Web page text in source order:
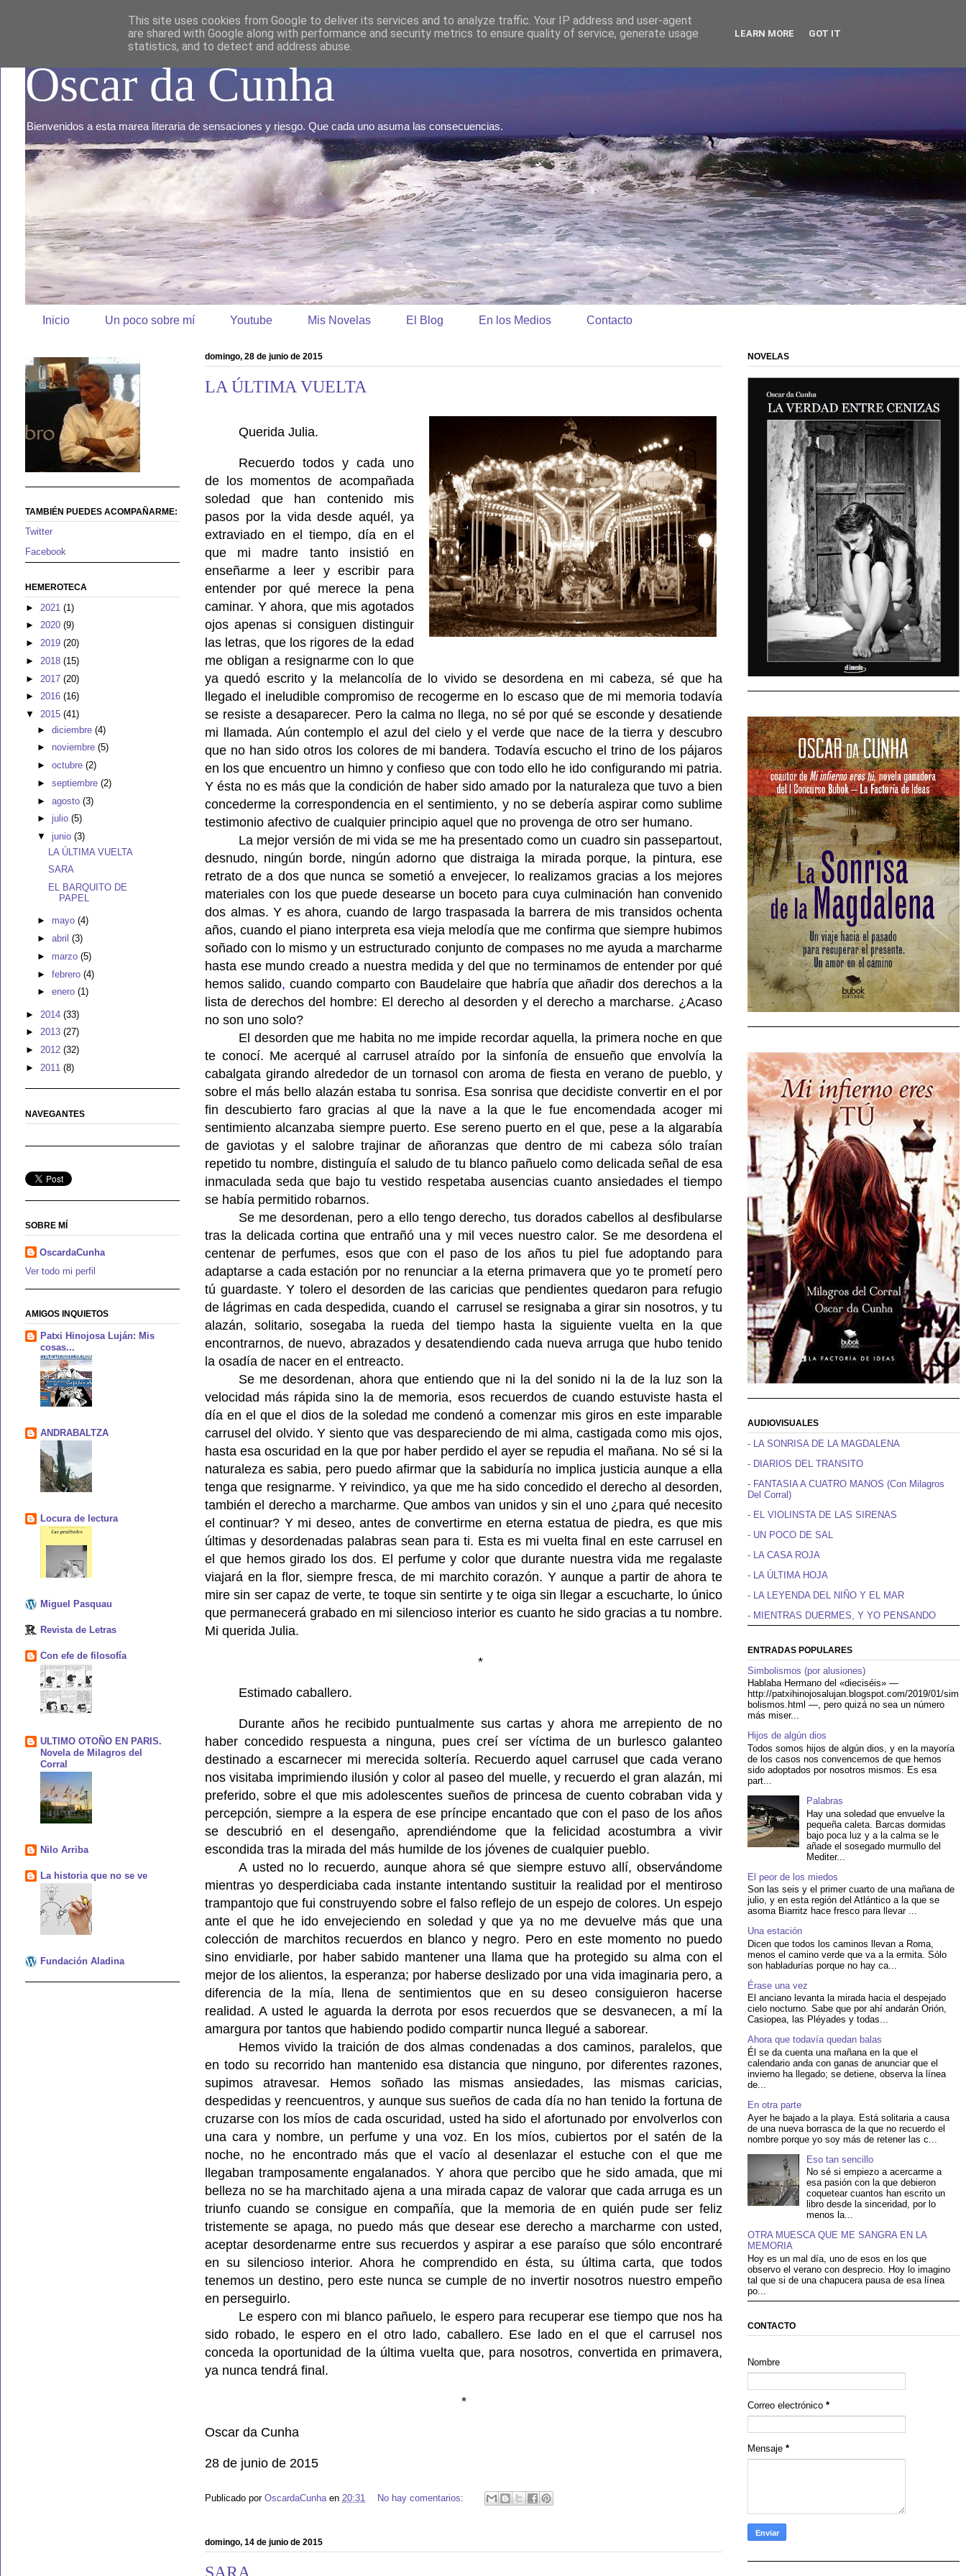
Oscar da Cunha
Bienvenidos a esta marea literaria de sensaciones y riesgo. Que cada uno asuma las consecuencias.
Inicio Un poco sobre mí Youtube Mis Novelas El Blog En los Medios Contacto
domingo, 28 de junio de 2015
LA ÚLTIMA VUELTA
Querida Julia.
Recuerdo todos y cada uno
de los momentos de acompañada
soledad que han contenido mis
pasos por la vida desde aquél, ya
extraviado en el tiempo, día en el
que mi madre tanto insistió en
enseñarme a leer y escribir para
entender por qué merece la pena
caminar. Y ahora, que mis agotados
ojos apenas si consiguen distinguir
las letras, que los rigores de la edad
me obligan a resignarme con lo que
ya quedó escrito y la melancolía de lo vivido se desordena en mi cabeza, sé que ha
llegado el ineludible compromiso de recogerme en lo escaso que de mi memoria todavía
se resiste a desaparecer. Pero la calma no llega, no sé por qué se esconde y desatiende
mi llamada. Aún contemplo el azul del cielo y el verde que nace de la tierra y descubro
que no han sido otros los colores de mi bandera. Todavía escucho el trino de los pájaros
en los que encuentro un himno y confieso que con todo ello he ido configurando mi patria.
Y ésta no es más que la condición de haber sido amado por la naturaleza que tuvo a bien
concederme la correspondencia en el sentimiento, y no se debería aspirar como sublime
testimonio afectivo de cualquier principio aquel que no provenga de otro ser humano.
La mejor versión de mi vida se me ha presentado como un cuadro sin passepartout,
desnudo, ningún borde, ningún adorno que distraiga la mirada porque, la pintura, ese
retrato de a dos que nunca se sometió a envejecer, lo realizamos gracias a los mejores
materiales con los que puede desearse un boceto para cuya culminación han convenido
dos almas. Y es ahora, cuando de largo traspasada la barrera de mis transidos ochenta
años, cuando el piano interpreta esa vieja melodía que me confirma que siempre hubimos
soñado con lo mismo y un estructurado conjunto de compases no me ayuda a marcharme
hasta ese mundo creado a nuestra medida y del que no terminamos de entender por qué
hemos salido, cuando comparto con Baudelaire que habría que añadir dos derechos a la
lista de derechos del hombre: El derecho al desorden y el derecho a marcharse. ¿Acaso
no son uno solo?
El desorden que me habita no me impide recordar aquella, la primera noche en que
te conocí. Me acerqué al carrusel atraído por la sinfonía de ensueño que envolvía la
cabalgata girando alrededor de un tornasol con aroma de fiesta en verano de pueblo, y
sobre el más bello alazán estaba tu sonrisa. Esa sonrisa que decidiste convertir en el por
fin descubierto faro gracias al que la nave a la que le fue encomendada acoger mi
sentimiento alcanzaba siempre puerto. Ese sereno puerto en el que, pese a la algarabía
de gaviotas y el salobre trajinar de añoranzas que dentro de mi cabeza sólo traían
repetido tu nombre, distinguía el saludo de tu blanco pañuelo como delicada señal de esa
inmaculada seda que bajo tu vestido respetaba ausencias cuanto ansiedades el tiempo
se había permitido robarnos.
Se me desordenan, pero a ello tengo derecho, tus dorados cabellos al desfibularse
tras la delicada cortina que entrañó una y mil veces nuestro calor. Se me desordena el
centenar de perfumes, esos que con el paso de los años tu piel fue adoptando para
adaptarse a cada estación por no renunciar a la eterna primavera que yo te prometí pero
tú guardaste. Y tolero el desorden de las caricias que pendientes quedaron para refugio
de lágrimas en cada despedida, cuando el carrusel se resignaba a girar sin nosotros, y tu
alazán, solitario, sosegaba la rueda del tiempo hasta la siguiente vuelta en la que
encontrarnos, de nuevo, abrazados y desatendiendo cada nueva arruga que hubo tenido
la osadía de nacer en el entreacto.
Se me desordenan, ahora que entiendo que ni la del sonido ni la de la luz son la
velocidad más rápida sino la de memoria, esos recuerdos de cuando estuviste hasta el
día en el que el dios de la soledad me condenó a comenzar mis giros en este imparable
carrusel del olvido. Y siento que vas despareciendo de mi alma, castigada como mis ojos,
hasta esa oscuridad en la que por haber perdido el ayer se repudia el mañana. No sé si la
naturaleza es sabia, pero puedo afirmar que la sabiduría no implica justicia aunque a ella
tenga que resignarme. Y reivindico, ya que me ha sido concedido el derecho al desorden,
también el derecho a marcharme. Que ambos van unidos y sin el uno ¿para qué necesito
el continuar? Y mi deseo, antes de convertirme en eterna estatua de piedra, es que mis
últimas y desordenadas palabras sean para ti. Esta es mi vuelta final en este carrusel en
el que hemos girado los dos. El perfume y color que durante nuestra vida me regalaste
viajará en la flor, siempre fresca, de mi marchito corazón. Y aunque a partir de ahora te
mire sin ser capaz de verte, te toque sin sentirte y te oiga sin llegar a escucharte, lo único
que permanecerá grabado en mi silencioso interior es cuanto he sido gracias a tu nombre.
Mi querida Julia.
*
Estimado caballero.
Durante años he recibido puntualmente sus cartas y ahora me arrepiento de no
haber concedido respuesta a ninguna, pues creí ser víctima de un burlesco galanteo
destinado a escarnecer mi merecida soltería. Recuerdo aquel carrusel que cada verano
nos visitaba imprimiendo ilusión y color al paseo del muelle, y recuerdo el gran alazán, mi
preferido, sobre el que mis adolescentes sueños de princesa de cuento cobraban vida y
percepción, siempre a la espera de ese príncipe encantado que con el paso de los años
se descubrió en el desengaño, aprendiéndome que la felicidad acostumbra a vivir
escondida tras la mirada del más humilde de los jóvenes de cualquier pueblo.
A usted no lo recuerdo, aunque ahora sé que siempre estuvo allí, observándome
mientras yo desperdiciaba cada instante intentando sustituir la realidad por el mentiroso
trampantojo que fui construyendo sobre el falso reflejo de un espejo de colores. Un espejo
ante el que he ido envejeciendo en soledad y que ya no me devuelve más que una
colección de marchitos recuerdos en blanco y negro. Pero en este momento no puedo
sino envidiarle, por haber sabido mantener una llama que ha protegido su alma con el
mejor de los alientos, la esperanza; por haberse deslizado por una vida imaginaria pero, a
diferencia de la mía, llena de sentimientos que en su deseo consiguieron hacerse
realidad. A usted le aguarda la derrota por esos recuerdos que se desvanecen, a mí la
amargura por tantos que habiendo podido compartir nunca llegué a saborear.
Hemos vivido la traición de dos almas condenadas a dos caminos, paralelos, que
en todo su recorrido han mantenido esa distancia que ninguno, por diferentes razones,
supimos atravesar. Hemos soñado las mismas ansiedades, las mismas caricias,
despedidas y reencuentros, y aunque sus sueños de cada día no han tenido la fortuna de
cruzarse con los míos de cada oscuridad, usted ha sido el afortunado por envolverlos con
una cara y nombre, un perfume y una voz. En los míos, cubiertos por el satén de la
noche, no he encontrado más que el vacío al desenlazar el estuche con el que me
llegaban tramposamente engalanados. Y ahora que percibo que he sido amada, que mi
belleza no se ha marchitado ajena a una mirada capaz de valorar que cada arruga es un
triunfo cuando se consigue en compañía, que la memoria de en quién pude ser feliz
tristemente se apaga, no puedo más que desear ese derecho a marcharme con usted,
aceptar desordenarme entre sus recuerdos y aspirar a ese paraíso que sólo encontraré
en su silencioso interior. Ahora he comprendido en ésta, su última carta, que todos
tenemos un destino, pero este nunca se cumple de no invertir nosotros nuestro empeño
en perseguirlo.
Le espero con mi blanco pañuelo, le espero para recuperar ese tiempo que nos ha
sido robado, le espero en el otro lado, caballero. Ese lado en el que el carrusel nos
conceda la oportunidad de la última vuelta que, para nosotros, convertida en primavera,
ya nunca tendrá final.
*
Oscar da Cunha
28 de junio de 2015
Publicado por OscardaCunha en 20:31 No hay comentarios:
domingo, 14 de junio de 2015
SARA
TAMBIÉN PUEDES ACOMPAÑARME:
Twitter
Facebook
HEMEROTECA
► 2021 (1)
► 2020 (9)
► 2019 (20)
► 2018 (15)
► 2017 (20)
► 2016 (16)
▼ 2015 (41)
► diciembre (4)
► noviembre (5)
► octubre (2)
► septiembre (2)
► agosto (3)
► julio (5)
▼ junio (3)
LA ÚLTIMA VUELTA
SARA
EL BARQUITO DE
PAPEL
► mayo (4)
► abril (3)
► marzo (5)
► febrero (4)
► enero (1)
► 2014 (33)
► 2013 (27)
► 2012 (32)
► 2011 (8)
NAVEGANTES
SOBRE MÍ
OscardaCunha
Ver todo mi perfil
AMIGOS INQUIETOS
Patxi Hinojosa Luján: Mis
cosas...
ANDRABALTZA
Locura de lectura
Miguel Pasquau
Revista de Letras
Con efe de filosofía
ULTIMO OTOÑO EN PARIS.
Novela de Milagros del
Corral
Nilo Arriba
La historia que no se ve
Fundación Aladina
NOVELAS
AUDIOVISUALES
- LA SONRISA DE LA MAGDALENA
- DIARIOS DEL TRANSITO
- FANTASIA A CUATRO MANOS (Con Milagros
Del Corral)
- EL VIOLINSTA DE LAS SIRENAS
- UN POCO DE SAL
- LA CASA ROJA
- LA ÚLTIMA HOJA
- LA LEYENDA DEL NIÑO Y EL MAR
- MIENTRAS DUERMES, Y YO PENSANDO
ENTRADAS POPULARES
Simbolismos (por alusiones)
Hablaba Hermano del «dieciséis» —
http://patxihinojosalujan.blogspot.com/2019/01/sim
bolismos.html —, pero quizá no sea un número
más miser...
Hijos de algún dios
Todos somos hijos de algún dios, y en la mayoría
de los casos nos convencemos de que hemos
sido adoptados por nosotros mismos. Es esa
part...
Palabras
Hay una soledad que envuelve la
pequeña caleta. Barcas dormidas
bajo poca luz y a la calma se le
añade el sosegado murmullo del
Mediter...
El peor de los miedos
Son las seis y el primer cuarto de una mañana de
julio, y en esta región del Atlántico a la que se
asoma Biarritz hace fresco para llevar ...
Una estación
Dicen que todos los caminos llevan a Roma,
menos el camino verde que va a la ermita. Sólo
son habladurías porque no hay ca...
Érase una vez
El anciano levanta la mirada hacia el despejado
cielo nocturno. Sabe que por ahí andarán Orión,
Casiopea, las Pléyades y todas...
Ahora que todavía quedan balas
Él se da cuenta una mañana en la que el
calendario anda con ganas de anunciar que el
invierno ha llegado; se detiene, observa la línea
de...
En otra parte
Ayer he bajado a la playa. Está solitaria a causa
de una nueva borrasca de la que no recuerdo el
nombre porque yo soy más de retener las c...
Eso tan sencillo
No sé si empiezo a acercarme a
esa pasión con la que debieron
coquetear cuantos han escrito un
libro desde la sinceridad, por lo
menos la...
OTRA MUESCA QUE ME SANGRA EN LA
MEMORIA
Hoy es un mal día, uno de esos en los que
observo el verano con desprecio. Hoy lo imagino
tal que si de una chapucera pausa de esa línea
po...
CONTACTO
Nombre
Correo electrónico *
Mensaje *
This site uses cookies from Google to deliver its services and to analyze traffic. Your IP address and user-agent
are shared with Google along with performance and security metrics to ensure quality of service, generate usage
statistics, and to detect and address abuse.
LEARN MORE GOT IT